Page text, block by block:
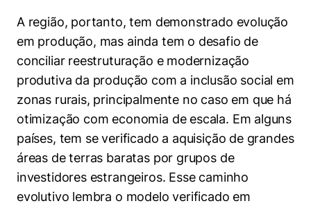
A região, portanto, tem demonstrado evolução
em produção, mas ainda tem o desafio de
conciliar reestruturação e modernização
produtiva da produção com a inclusão social em
zonas rurais, principalmente no caso em que há
otimização com economia de escala. Em alguns
países, tem se verificado a aquisição de grandes
áreas de terras baratas por grupos de
investidores estrangeiros. Esse caminho
evolutivo lembra o modelo verificado em